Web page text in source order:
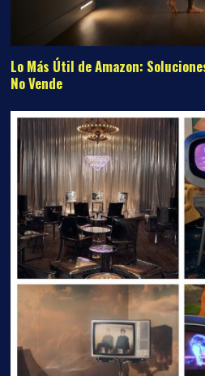
Lo Más Útil de Amazon:
No Vende